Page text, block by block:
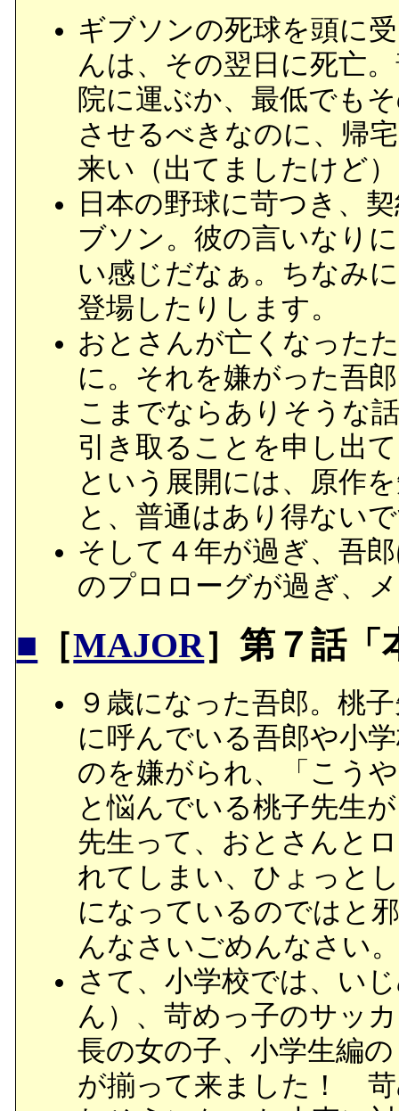
ギブソンの死球を頭に
んは、その翌日に死亡
院に運ぶか、最低でも
させるべきなのに、帰
来い（出てましたけど
日本の野球に苛つき、
ブソン。彼の言いなり
い感じだなぁ。ちなみ
登場したりします。
おとさんが亡くなった
に。それを嫌がった吾
こまでならありそうな
引き取ることを申し出
という展開には、原作
と、普通はあり得ない
そして４年が過ぎ、吾
のプロローグが過ぎ、
■ ［MAJOR］第７話「
９歳になった吾郎。桃
に呼んでいる吾郎や小
のを嫌がられ、「こう
と悩んでいる桃子先生
先生って、おとさんと
れてしまい、ひょっと
になっているのではと
んなさいごめんなさい。
さて、小学校では、い
ん）、苛めっ子のサッ
長の女の子、小学生編
が揃って来ました！ 苛